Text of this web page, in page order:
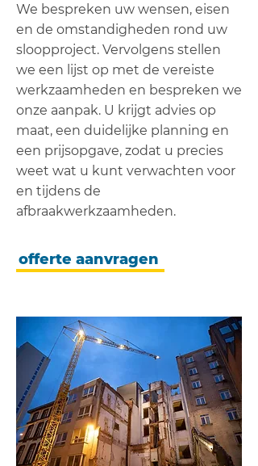
We bespreken uw wensen, eisen
en de omstandigheden rond uw
sloopproject. Vervolgens stellen
we een lijst op met de vereiste
werkzaamheden en bespreken we
onze aanpak. U krijgt advies op
maat, een duidelijke planning en
een prijsopgave, zodat u precies
weet wat u kunt verwachten voor
en tijdens de
afbraakwerkzaamheden.
offerte aanvragen